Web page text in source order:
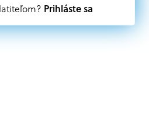
t. j. verejný alebo súkromný
Prihláste sa